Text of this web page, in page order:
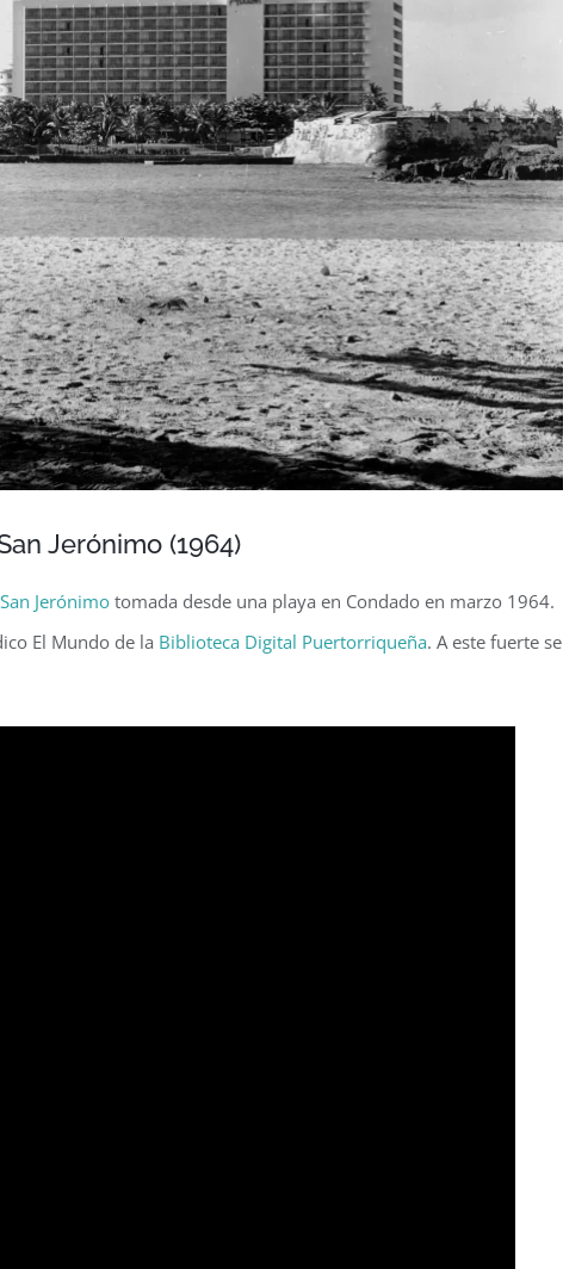
Jerónimo (1964)
Jerónimo tomada desde una playa en Condado en marzo 1964.
El Mundo de la Biblioteca Digital Puertorriqueña. A este fuerte se